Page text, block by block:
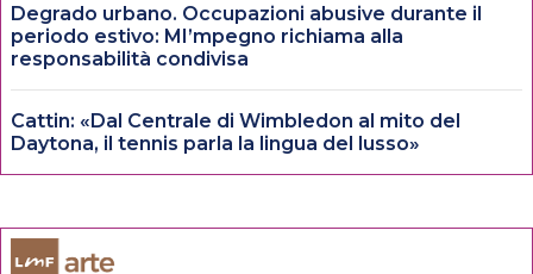
Degrado urbano. Occupazioni abusive durante il
periodo estivo: MI’mpegno richiama alla
responsabilità condivisa
Cattin: «Dal Centrale di Wimbledon al mito del
Daytona, il tennis parla la lingua del lusso»